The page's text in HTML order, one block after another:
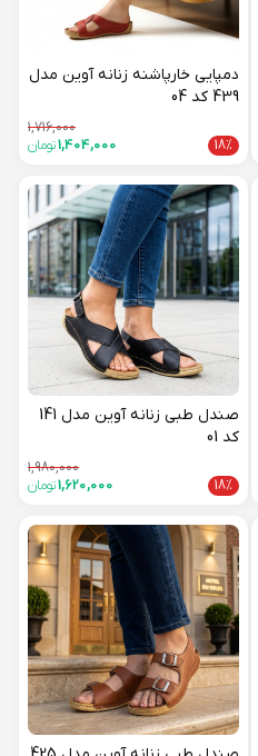
دمپایی خارپاشنه زنانه آوین مدل
439 کد 04
1,716,000
18%
1,404,000تومان
صندل طبی زنانه آوین مدل 141
کد 01
1,980,000
18%
1,620,000تومان